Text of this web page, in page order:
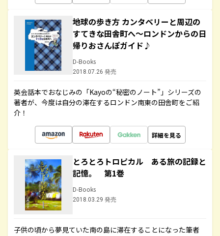
地球の歩き方 カンタベリーと周辺の
すてきな田舎町へ～ロンドンからの日
帰りおさんぽガイド♪
D-Books
2018.07.26 発売
英会話本でおなじみの「Kayoの“秘密のノート”」シリーズの
著者が、今度は自分の滞在するロンドン南東の田舎町をご紹
介！
詳細を見る
とろとろトロピカル ある旅の記録と
記憶。 第1巻
D-Books
2018.03.29 発売
子供の頃から夢見ていた南の島に滞在することになった筆者